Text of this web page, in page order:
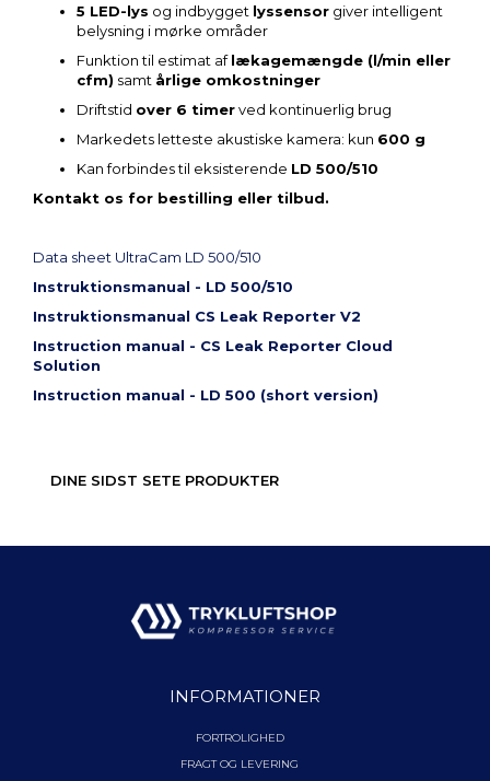
5 LED-lys og indbygget lyssensor giver intelligent
belysning i mørke områder
Funktion til estimat aflækagemængde (l/min eller
cfm) samt årlige omkostninger
Driftstid over 6 timerved kontinuerlig brug
Markedets letteste akustiske kamera: kun 600 g
Kan forbindes til eksisterende LD 500/510
Kontakt os for bestilling eller tilbud.
Data sheet UltraCam LD 500/510
Instruktionsmanual - LD 500/510
Instruktionsmanual CS Leak Reporter V2
Instruction manual - CS Leak Reporter Cloud
Solution
Instruction manual - LD 500 (short version)
DINE SIDST SETE PRODUKTER
INFORMATIONER
FORTROLIGHED
FRAGT OG LEVERING